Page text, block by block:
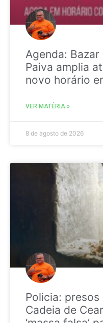
Agenda:
Paiva amplia
novo horário
VER MATÉRIA »
8 de agosto de 2026
Policia:
Cadeia de